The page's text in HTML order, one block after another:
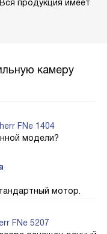
продукция имеет
камеру
FNe 1404
модели?
мотор.
FNe 5207